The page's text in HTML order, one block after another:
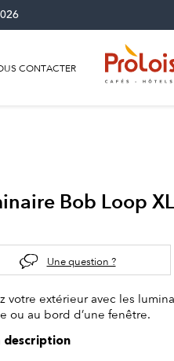
CONTACTER
Bob Loop XL
Une question ?
votre extérieur avec les
ou au bord d’une fenêtre.
description